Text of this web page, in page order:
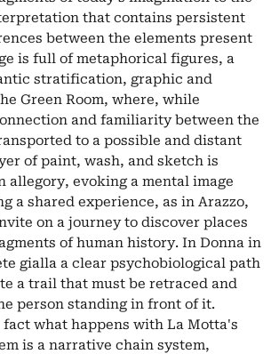
that contains persistent
between the elements present
is full of metaphorical figures, a
stratification, graphic and
Green Room, where, while
and familiarity between the
to a possible and distant
of paint, wash, and sketch is
allegory, evoking a mental image
a shared experience, as in Arazzo,
on a journey to discover places
of human history. In Donna in
gialla a clear psychobiological path
a trail that must be retraced and
person standing in front of it.
fact what happens with La Motta's
is a narrative chain system,